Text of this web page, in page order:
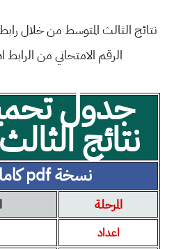
الرقم الامتحاني من الرابط
جدول
نتائج
نسخة pdf كاملة مجانية
المرحلة
اعداد